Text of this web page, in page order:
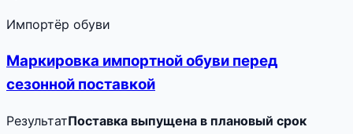
Импортёр обуви
Маркировка импортной обуви перед
сезонной поставкой
РезультатПоставка выпущена в плановый срок